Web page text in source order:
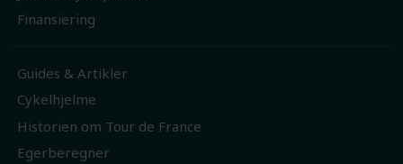
Finansiering
Guides & Artikler
Cykelhjelme
Historien om Tour de France
Egerberegner